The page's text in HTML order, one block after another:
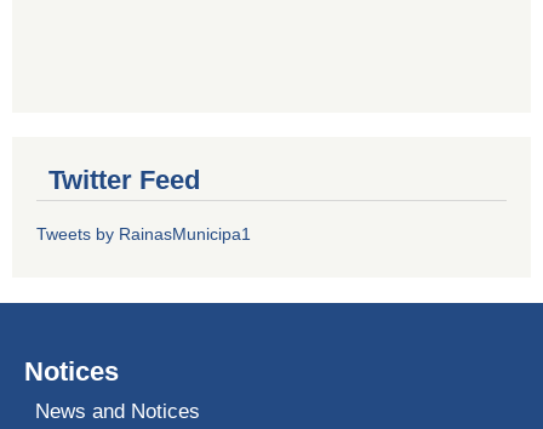
Twitter Feed
Tweets by RainasMunicipa1
Notices
News and Notices